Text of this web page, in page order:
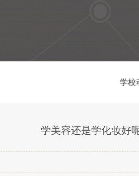
学校
学美容还是学化妆好